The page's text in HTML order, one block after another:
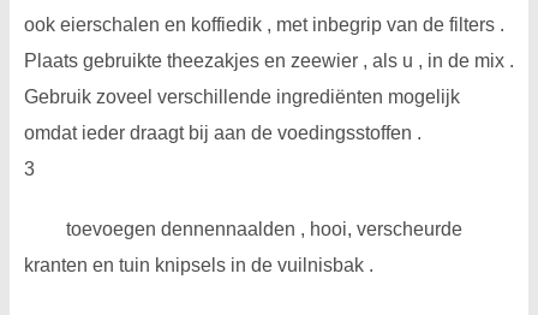
ook eierschalen en koffiedik , met inbegrip van de filters .
Plaats gebruikte theezakjes en zeewier , als u , in de mix .
Gebruik zoveel verschillende ingrediënten mogelijk
omdat ieder draagt ​​bij aan de voedingsstoffen .
3
toevoegen dennennaalden , hooi, verscheurde
kranten en tuin knipsels in de vuilnisbak .